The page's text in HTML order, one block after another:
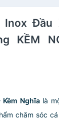
Inox Đầu
KỀM
Nghĩalà
chăm sóc